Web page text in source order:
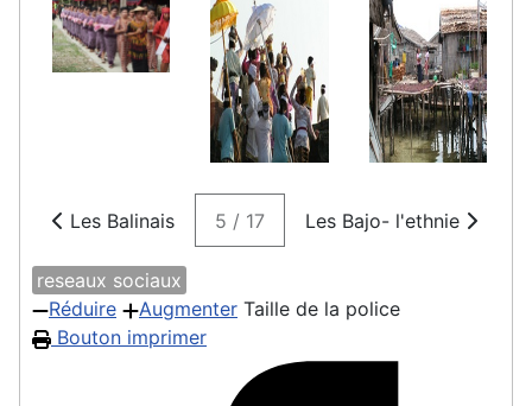
Les Balinais 5 / 17 Les Bajo- l'ethnie
reseaux sociaux
Réduire
Augmenter Taille de la police
Bouton imprimer